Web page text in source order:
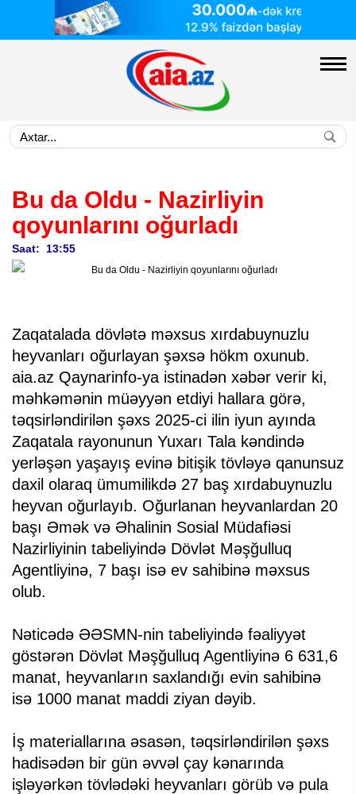
Bu da Oldu - Nazirliyin
qoyunlarını oğurladı
Saat: 13:55
Zaqatalada dövlətə məxsus xırdabuynuzlu
heyvanları oğurlayan şəxsə hökm oxunub.
aia.az Qaynarinfo-ya istinadən xəbər verir ki,
məhkəmənin müəyyən etdiyi hallara görə,
təqsirləndirilən şəxs 2025-ci ilin iyun ayında
Zaqatala rayonunun Yuxarı Tala kəndində
yerləşən yaşayış evinə bitişik tövləyə qanunsuz
daxil olaraq ümumilikdə 27 baş xırdabuynuzlu
heyvan oğurlayıb. Oğurlanan heyvanlardan 20
başı Əmək və Əhalinin Sosial Müdafiəsi
Nazirliyinin tabeliyində Dövlət Məşğulluq
Agentliyinə, 7 başı isə ev sahibinə məxsus
olub.
Nəticədə ƏƏSMN-nin tabeliyində fəaliyyət
göstərən Dövlət Məşğulluq Agentliyinə 6 631,6
manat, heyvanların saxlandığı evin sahibinə
isə 1000 manat maddi ziyan dəyib.
İş materiallarına əsasən, təqsirləndirilən şəxs
hadisədən bir gün əvvəl çay kənarında
işləyərkən tövlədəki heyvanları görüb və pula